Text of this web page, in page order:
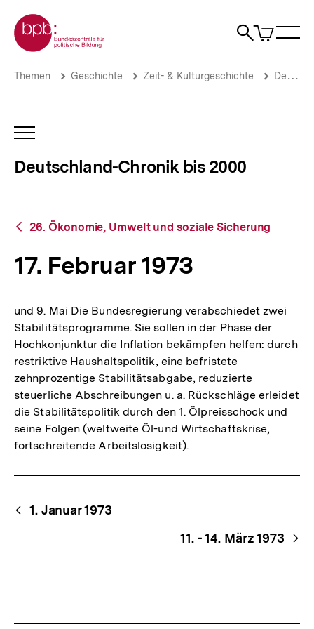
zum
Seiteninhalt
springen
Zur Startseite der bpb
Suche
Artikel
im
17.
Deutschland-
Chronik
2000
Brotkrümelnavigation
Pfadnavigation
Themen Geschichte Zeit- & Kulturgeschichte Deutschland-Chronik bis 2000
INHALTSNAVIGATION
Deutschland-Chronik bis 2000
Zurück
Übersicht
26. Ökonomie, Umwelt und soziale Sicherung
17. Februar 1973
und 9. Mai Die Bundesregierung verabschiedet zwei
Stabilitätsprogramme. Sie sollen in der Phase der
Hochkonjunktur die Inflation bekämpfen helfen: durch
restriktive Haushaltspolitik, eine befristete
zehnprozentige Stabilitätsabgabe, reduzierte
steuerliche Abschreibungen u. a. Rückschläge erleidet
die Stabilitätspolitik durch den 1. Ölpreisschock und
seine Folgen (weltweite Öl-und Wirtschaftskrise,
fortschreitende Arbeitslosigkeit).
Begriffsnavigation
Content-
Navigation
1. Januar 1973
11. - 14. März 1973